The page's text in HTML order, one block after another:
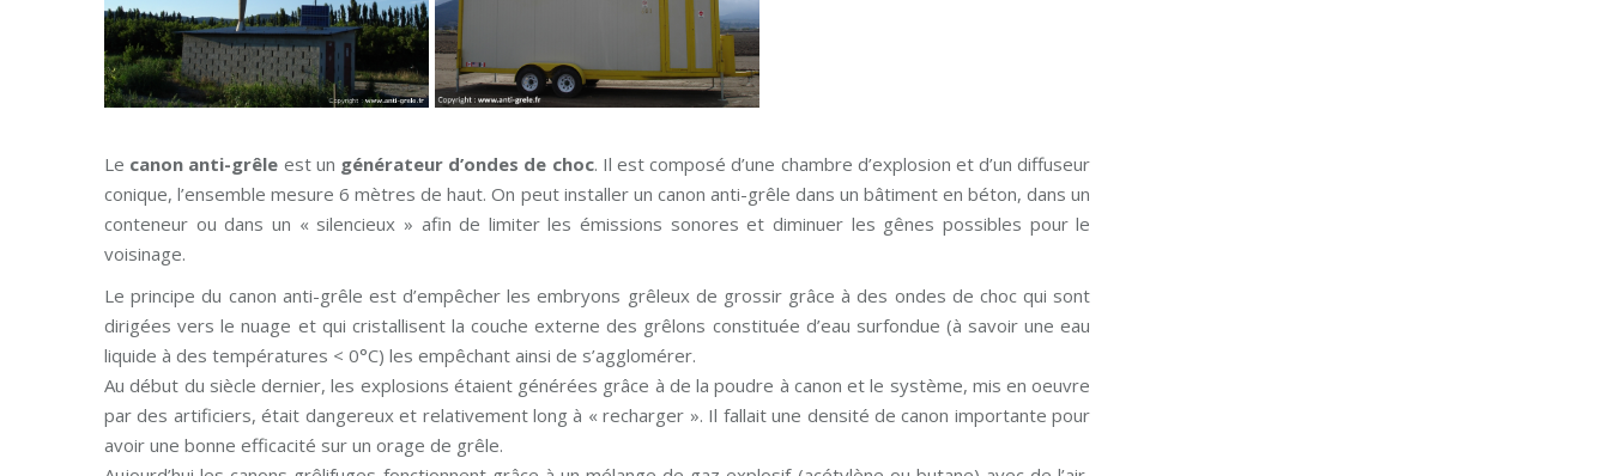
Le canon anti-grêle est un générateur d’ondes de choc. Il est composé d’une chambre d’explosion et d’un diffuseur
conique, l’ensemble mesure 6 mètres de haut. On peut installer un canon anti-grêle dans un bâtiment en béton, dans un
conteneur ou dans un « silencieux » afin de limiter les émissions sonores et diminuer les gênes possibles pour le
voisinage.
Le principe du canon anti-grêle est d’empêcher les embryons grêleux de grossir grâce à des ondes de choc qui sont
dirigées vers le nuage et qui cristallisent la couche externe des grêlons constituée d’eau surfondue (à savoir une eau
liquide à des températures < 0°C) les empêchant ainsi de s’agglomérer.
Au début du siècle dernier, les explosions étaient générées grâce à de la poudre à canon et le système, mis en oeuvre
par des artificiers, était dangereux et relativement long à « recharger ». Il fallait une densité de canon importante pour
avoir une bonne efficacité sur un orage de grêle.